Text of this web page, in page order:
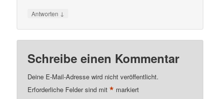
Antworten ↓
Schreibe einen Kommentar
Deine E-Mail-Adresse wird nicht veröffentlicht.
Erforderliche Felder sind mit* markiert